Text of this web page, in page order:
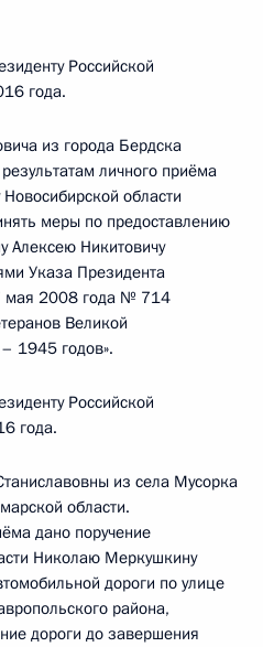
Российской
года.
из города Бердска
личного приёма
области
меры по предоставлению
Алексею Никитовичу
Указа Президента
мая 2008 года № 714
Великой
1945 годов».
Российской
года.
из села Мусорка
области.
дано поручение
Николаю Меркушкину
дороги по улице
района,
дороги до завершения